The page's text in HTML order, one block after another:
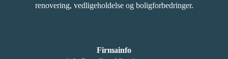
renovering, vedligeholdelse og boligforbedringer.
Firmainfo